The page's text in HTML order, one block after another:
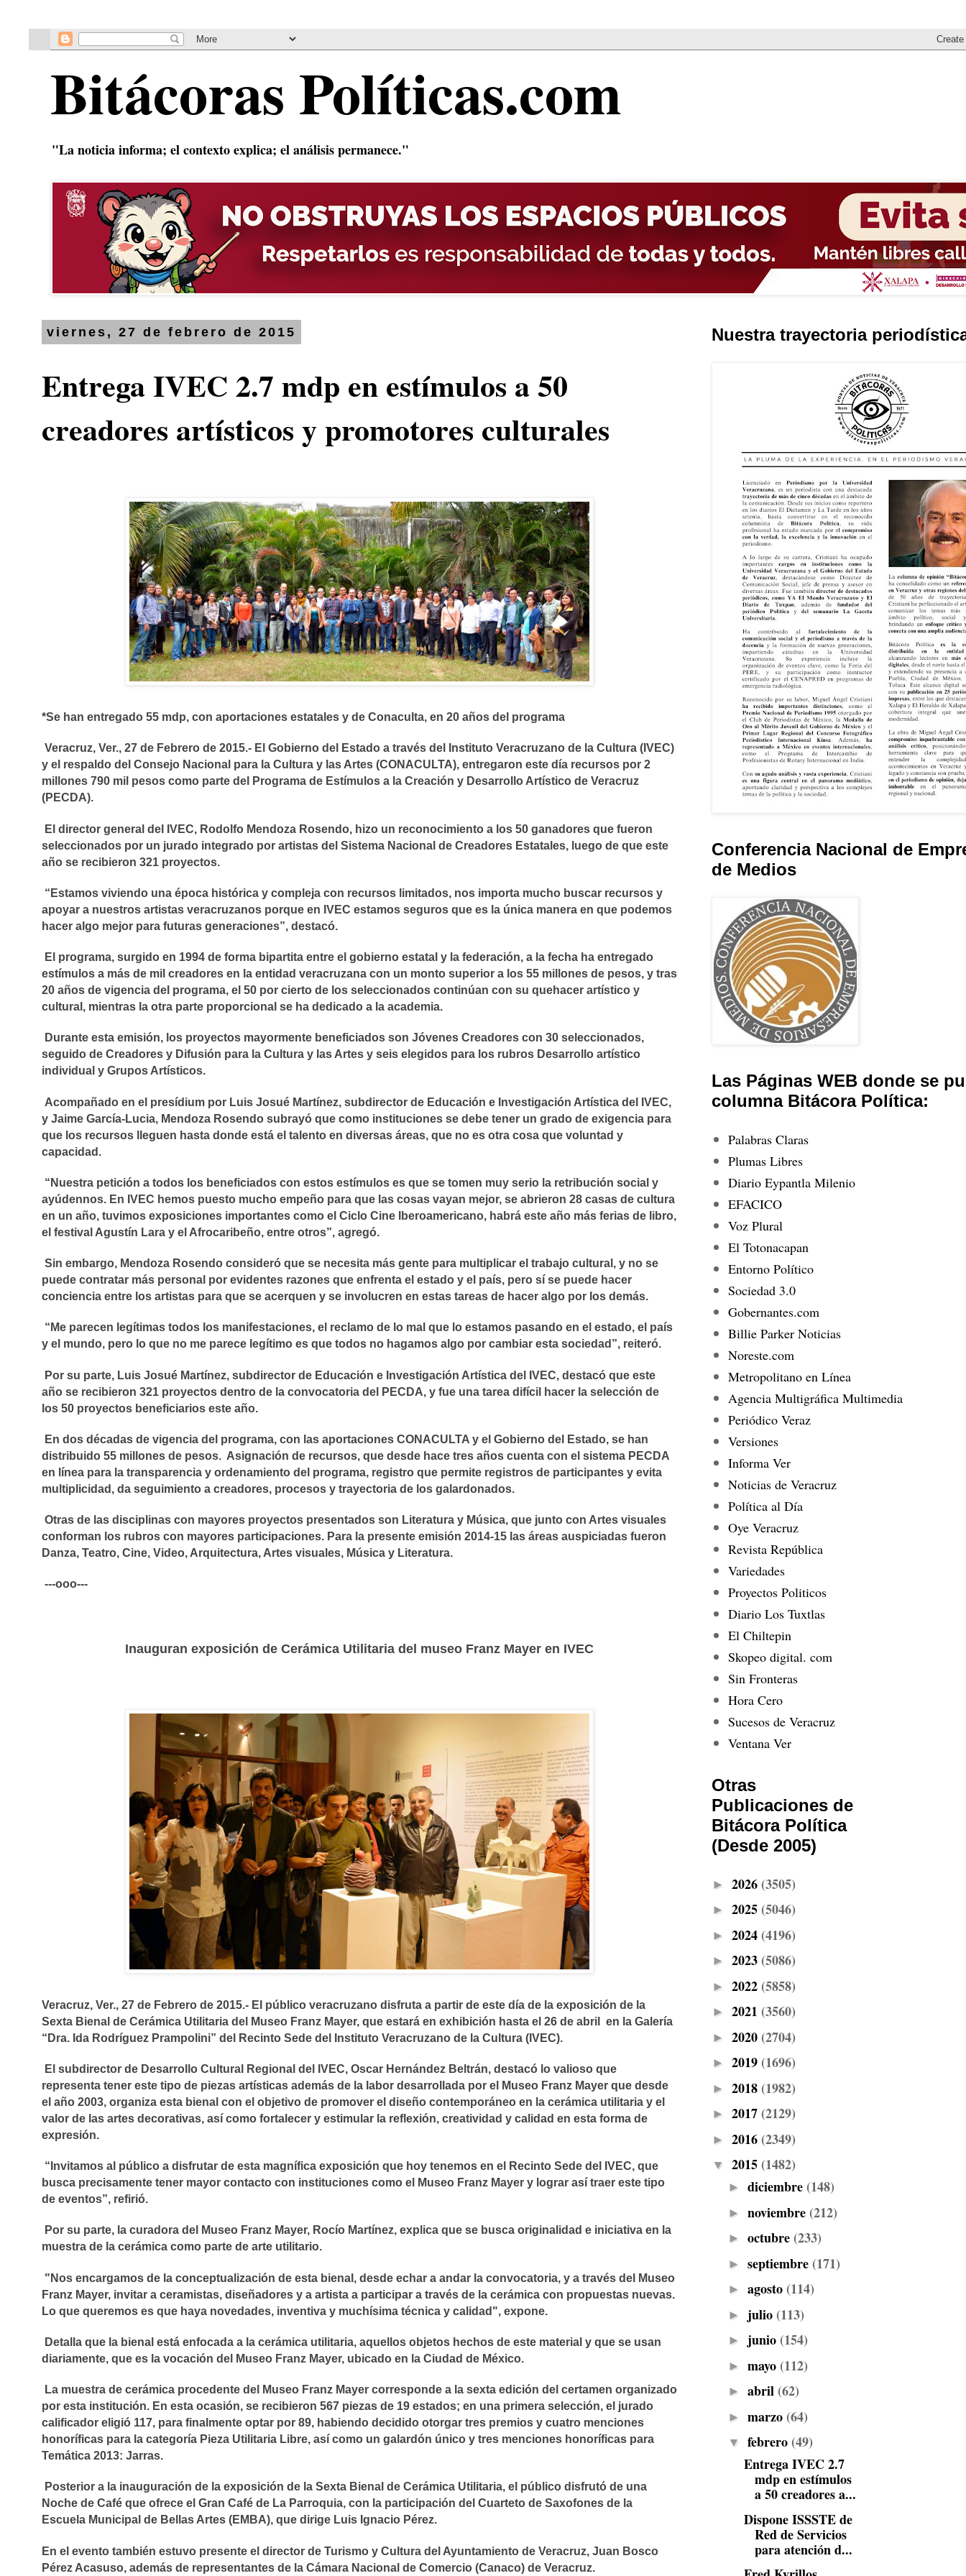
Bitácoras Políticas.com
"La noticia informa; el contexto explica; el análisis permanece."
viernes, 27 de febrero de 2015
Entrega IVEC 2.7 mdp en estímulos a 50
creadores artísticos y promotores culturales
*Se han entregado 55 mdp, con aportaciones estatales y de Conaculta, en 20 años del programa
Veracruz, Ver., 27 de Febrero de 2015.- El Gobierno del Estado a través del Instituto Veracruzano de la Cultura (IVEC)
y el respaldo del Consejo Nacional para la Cultura y las Artes (CONACULTA), entregaron este día recursos por 2
millones 790 mil pesos como parte del Programa de Estímulos a la Creación y Desarrollo Artístico de Veracruz
(PECDA).
El director general del IVEC, Rodolfo Mendoza Rosendo, hizo un reconocimiento a los 50 ganadores que fueron
seleccionados por un jurado integrado por artistas del Sistema Nacional de Creadores Estatales, luego de que este
año se recibieron 321 proyectos.
“Estamos viviendo una época histórica y compleja con recursos limitados, nos importa mucho buscar recursos y
apoyar a nuestros artistas veracruzanos porque en IVEC estamos seguros que es la única manera en que podemos
hacer algo mejor para futuras generaciones”, destacó.
El programa, surgido en 1994 de forma bipartita entre el gobierno estatal y la federación, a la fecha ha entregado
estímulos a más de mil creadores en la entidad veracruzana con un monto superior a los 55 millones de pesos, y tras
20 años de vigencia del programa, el 50 por cierto de los seleccionados continúan con su quehacer artístico y
cultural, mientras la otra parte proporcional se ha dedicado a la academia.
Durante esta emisión, los proyectos mayormente beneficiados son Jóvenes Creadores con 30 seleccionados,
seguido de Creadores y Difusión para la Cultura y las Artes y seis elegidos para los rubros Desarrollo artístico
individual y Grupos Artísticos.
Acompañado en el presídium por Luis Josué Martínez, subdirector de Educación e Investigación Artística del IVEC,
y Jaime García-Lucia, Mendoza Rosendo subrayó que como instituciones se debe tener un grado de exigencia para
que los recursos lleguen hasta donde está el talento en diversas áreas, que no es otra cosa que voluntad y
capacidad.
“Nuestra petición a todos los beneficiados con estos estímulos es que se tomen muy serio la retribución social y
ayúdennos. En IVEC hemos puesto mucho empeño para que las cosas vayan mejor, se abrieron 28 casas de cultura
en un año, tuvimos exposiciones importantes como el Ciclo Cine Iberoamericano, habrá este año más ferias de libro,
el festival Agustín Lara y el Afrocaribeño, entre otros”, agregó.
Sin embargo, Mendoza Rosendo consideró que se necesita más gente para multiplicar el trabajo cultural, y no se
puede contratar más personal por evidentes razones que enfrenta el estado y el país, pero sí se puede hacer
conciencia entre los artistas para que se acerquen y se involucren en estas tareas de hacer algo por los demás.
“Me parecen legítimas todos los manifestaciones, el reclamo de lo mal que lo estamos pasando en el estado, el país
y el mundo, pero lo que no me parece legítimo es que todos no hagamos algo por cambiar esta sociedad”, reiteró.
Por su parte, Luis Josué Martínez, subdirector de Educación e Investigación Artística del IVEC, destacó que este
año se recibieron 321 proyectos dentro de la convocatoria del PECDA, y fue una tarea difícil hacer la selección de
los 50 proyectos beneficiarios este año.
En dos décadas de vigencia del programa, con las aportaciones CONACULTA y el Gobierno del Estado, se han
distribuido 55 millones de pesos. Asignación de recursos, que desde hace tres años cuenta con el sistema PECDA
en línea para la transparencia y ordenamiento del programa, registro que permite registros de participantes y evita
multiplicidad, da seguimiento a creadores, procesos y trayectoria de los galardonados.
Otras de las disciplinas con mayores proyectos presentados son Literatura y Música, que junto con Artes visuales
conforman los rubros con mayores participaciones. Para la presente emisión 2014-15 las áreas auspiciadas fueron
Danza, Teatro, Cine, Video, Arquitectura, Artes visuales, Música y Literatura.
---ooo---
Inauguran exposición de Cerámica Utilitaria del museo Franz Mayer en IVEC
Veracruz, Ver., 27 de Febrero de 2015.- El público veracruzano disfruta a partir de este día de la exposición de la
Sexta Bienal de Cerámica Utilitaria del Museo Franz Mayer, que estará en exhibición hasta el 26 de abril en la Galería
“Dra. Ida Rodríguez Prampolini” del Recinto Sede del Instituto Veracruzano de la Cultura (IVEC).
El subdirector de Desarrollo Cultural Regional del IVEC, Oscar Hernández Beltrán, destacó lo valioso que
representa tener este tipo de piezas artísticas además de la labor desarrollada por el Museo Franz Mayer que desde
el año 2003, organiza esta bienal con el objetivo de promover el diseño contemporáneo en la cerámica utilitaria y el
valor de las artes decorativas, así como fortalecer y estimular la reflexión, creatividad y calidad en esta forma de
expresión.
“Invitamos al público a disfrutar de esta magnífica exposición que hoy tenemos en el Recinto Sede del IVEC, que
busca precisamente tener mayor contacto con instituciones como el Museo Franz Mayer y lograr así traer este tipo
de eventos”, refirió.
Por su parte, la curadora del Museo Franz Mayer, Rocío Martínez, explica que se busca originalidad e iniciativa en la
muestra de la cerámica como parte de arte utilitario.
"Nos encargamos de la conceptualización de esta bienal, desde echar a andar la convocatoria, y a través del Museo
Franz Mayer, invitar a ceramistas, diseñadores y a artista a participar a través de la cerámica con propuestas nuevas.
Lo que queremos es que haya novedades, inventiva y muchísima técnica y calidad", expone.
Detalla que la bienal está enfocada a la cerámica utilitaria, aquellos objetos hechos de este material y que se usan
diariamente, que es la vocación del Museo Franz Mayer, ubicado en la Ciudad de México.
La muestra de cerámica procedente del Museo Franz Mayer corresponde a la sexta edición del certamen organizado
por esta institución. En esta ocasión, se recibieron 567 piezas de 19 estados; en una primera selección, el jurado
calificador eligió 117, para finalmente optar por 89, habiendo decidido otorgar tres premios y cuatro menciones
honoríficas para la categoría Pieza Utilitaria Libre, así como un galardón único y tres menciones honoríficas para
Temática 2013: Jarras.
Posterior a la inauguración de la exposición de la Sexta Bienal de Cerámica Utilitaria, el público disfrutó de una
Noche de Café que ofrece el Gran Café de La Parroquia, con la participación del Cuarteto de Saxofones de la
Escuela Municipal de Bellas Artes (EMBA), que dirige Luis Ignacio Pérez.
En el evento también estuvo presente el director de Turismo y Cultura del Ayuntamiento de Veracruz, Juan Bosco
Pérez Acasuso, además de representantes de la Cámara Nacional de Comercio (Canaco) de Veracruz.
Nuestra trayectoria
Conferencia Nacional de
de Medios
Las Páginas WEB donde se
columna Bitácora Política:
Palabras Claras
Plumas Libres
Diario Eypantla Milenio
EFACICO
Voz Plural
El Totonacapan
Entorno Político
Sociedad 3.0
Gobernantes.com
Billie Parker Noticias
Noreste.com
Metropolitano en Línea
Agencia Multigráfica Multimedia
Periódico Veraz
Versiones
Informa Ver
Noticias de Veracruz
Política al Día
Oye Veracruz
Revista República
Variedades
Proyectos Politicos
Diario Los Tuxtlas
El Chiltepin
Skopeo digital. com
Sin Fronteras
Hora Cero
Sucesos de Veracruz
Ventana Ver
Otras
Publicaciones de
Bitácora Política
(Desde 2005)
► 2026 (3505)
► 2025 (5046)
► 2024 (4196)
► 2023 (5086)
► 2022 (5858)
► 2021 (3560)
► 2020 (2704)
► 2019 (1696)
► 2018 (1982)
► 2017 (2129)
► 2016 (2349)
▼ 2015 (1482)
► diciembre (148)
► noviembre (212)
► octubre (233)
► septiembre (171)
► agosto (114)
► julio (113)
► junio (154)
► mayo (112)
► abril (62)
► marzo (64)
▼ febrero (49)
Entrega IVEC 2.7
mdp en estímulos
a 50 creadores a...
Dispone ISSSTE de
Red de Servicios
para atención d...